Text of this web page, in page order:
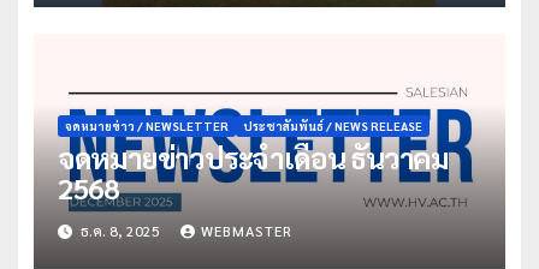
จดหมายข่าว / NEWSLETTER ประชาสัมพันธ์ / NEWS RELEASE
จดหมายข่าวประจำเดือน ธันวาคม
2568
ธ.ค. 8, 2025 WEBMASTER